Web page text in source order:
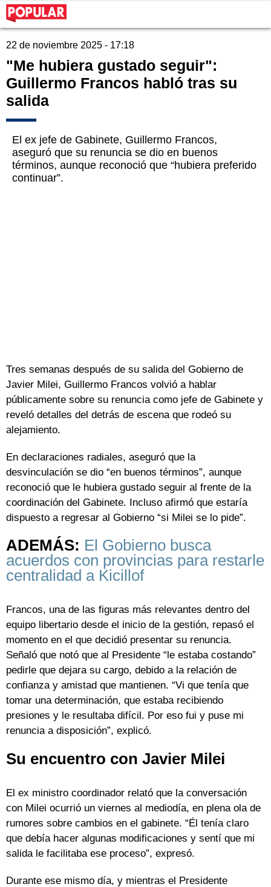
22 de noviembre 2025 - 17:18
"Me hubiera gustado seguir":
Guillermo Francos habló tras su
salida
El ex jefe de Gabinete, Guillermo Francos,
aseguró que su renuncia se dio en buenos
términos, aunque reconoció que “hubiera preferido
continuar”.
Tres semanas después de su salida del Gobierno de
Javier Milei, Guillermo Francos volvió a hablar
públicamente sobre su renuncia como jefe de Gabinete y
reveló detalles del detrás de escena que rodeó su
alejamiento.
En declaraciones radiales, aseguró que la
desvinculación se dio “en buenos términos”, aunque
reconoció que le hubiera gustado seguir al frente de la
coordinación del Gabinete. Incluso afirmó que estaría
dispuesto a regresar al Gobierno “si Milei se lo pide”.
ADEMÁS: El Gobierno busca
acuerdos con provincias para restarle
centralidad a Kicillof
Francos, una de las figuras más relevantes dentro del
equipo libertario desde el inicio de la gestión, repasó el
momento en el que decidió presentar su renuncia.
Señaló que notó que al Presidente “le estaba costando”
pedirle que dejara su cargo, debido a la relación de
confianza y amistad que mantienen. “Vi que tenía que
tomar una determinación, que estaba recibiendo
presiones y le resultaba difícil. Por eso fui y puse mi
renuncia a disposición”, explicó.
Su encuentro con Javier Milei
El ex ministro coordinador relató que la conversación
con Milei ocurrió un viernes al mediodía, en plena ola de
rumores sobre cambios en el gabinete. “Él tenía claro
que debía hacer algunas modificaciones y sentí que mi
salida le facilitaba ese proceso”, expresó.
Durante ese mismo día, y mientras el Presidente